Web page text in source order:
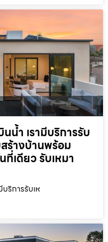
น้ำ เรามีบริการรับ
ร้างบ้านพร้อม
เดียว รับเหมา
ริการรับเห